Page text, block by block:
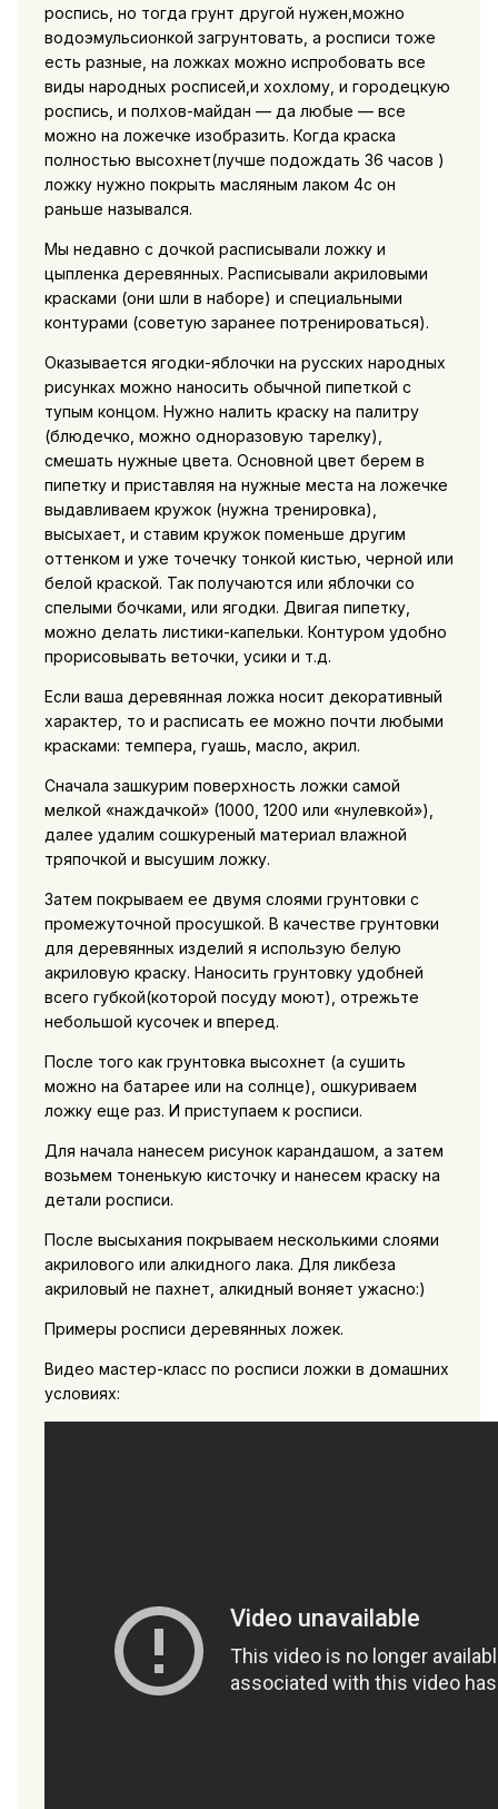
роспись, но тогда грунт другой нужен,можно
водоэмульсионкой загрунтовать, а росписи тоже
есть разные, на ложках можно испробовать все
виды народных росписей,и хохлому, и городецкую
роспись, и полхов-майдан — да любые — все
можно на ложечке изобразить. Когда краска
полностью высохнет(лучше подождать 36 часов )
ложку нужно покрыть масляным лаком 4с он
раньше назывался.
Мы недавно с дочкой расписывали ложку и
цыпленка деревянных. Расписывали акриловыми
красками (они шли в наборе) и специальными
контурами (советую заранее потренироваться).
Оказывается ягодки-яблочки на русских народных
рисунках можно наносить обычной пипеткой с
тупым концом. Нужно налить краску на палитру
(блюдечко, можно одноразовую тарелку),
смешать нужные цвета. Основной цвет берем в
пипетку и приставляя на нужные места на ложечке
выдавливаем кружок (нужна тренировка),
высыхает, и ставим кружок поменьше другим
оттенком и уже точечку тонкой кистью, черной или
белой краской. Так получаются или яблочки со
спелыми бочками, или ягодки. Двигая пипетку,
можно делать листики-капельки. Контуром удобно
прорисовывать веточки, усики и т.д.
Если ваша деревянная ложка носит декоративный
характер, то и расписать ее можно почти любыми
красками: темпера, гуашь, масло, акрил.
Сначала зашкурим поверхность ложки самой
мелкой «наждачкой» (1000, 1200 или «нулевкой»),
далее удалим сошкуреный материал влажной
тряпочкой и высушим ложку.
Затем покрываем ее двумя слоями грунтовки с
промежуточной просушкой. В качестве грунтовки
для деревянных изделий я использую белую
акриловую краску. Наносить грунтовку удобней
всего губкой(которой посуду моют), отрежьте
небольшой кусочек и вперед.
После того как грунтовка высохнет (а сушить
можно на батарее или на солнце), ошкуриваем
ложку еще раз. И приступаем к росписи.
Для начала нанесем рисунок карандашом, а затем
возьмем тоненькую кисточку и нанесем краску на
детали росписи.
После высыхания покрываем несколькими слоями
акрилового или алкидного лака. Для ликбеза
акриловый не пахнет, алкидный воняет ужасно:)
Примеры росписи деревянных ложек.
Видео мастер-класс по росписи ложки в домашних
условиях: